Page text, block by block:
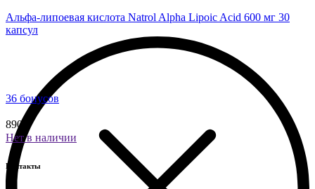
Альфа-липоевая кислота Natrol Alpha Lipoic Acid 600 мг 30
капсул
36 бонусов
890 ₽
Нет в наличии
Контакты